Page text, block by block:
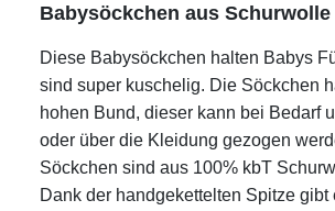
Babysöckchen aus Schurwolle
Diese Babysöckchen halten Babys
sind super kuschelig. Die Söckchen
hohen Bund, dieser kann bei Bedarf
oder über die Kleidung gezogen
Söckchen sind aus 100% kbT
Dank der handgekettelten Spitze gibt